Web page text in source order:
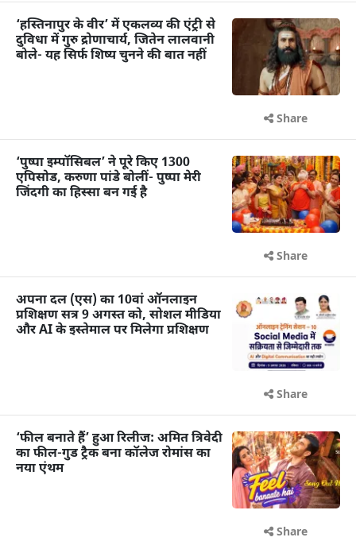
‘हस्तिनापुर के वीर’ में एकलव्य की एंट्री से
दुविधा में गुरु द्रोणाचार्य, जितेन लालवानी
बोले- यह सिर्फ शिष्य चुनने की बात नहीं
Share
‘पुष्पा इम्पॉसिबल’ ने पूरे किए 1300
एपिसोड, करुणा पांडे बोलीं- पुष्पा मेरी
जिंदगी का हिस्सा बन गई है
Share
अपना दल (एस) का 10वां ऑनलाइन
प्रशिक्षण सत्र 9 अगस्त को, सोशल मीडिया
और AI के इस्तेमाल पर मिलेगा प्रशिक्षण
Share
‘फील बनाते हैं’ हुआ रिलीज: अमित त्रिवेदी
का फील-गुड ट्रैक बना कॉलेज रोमांस का
नया एंथम
Share